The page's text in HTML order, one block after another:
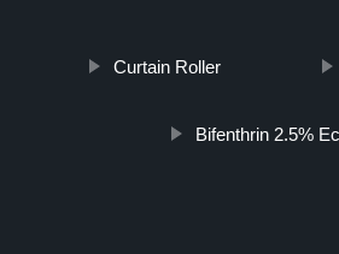
Curtain Roller
Bifenthrin 2.5% Ec